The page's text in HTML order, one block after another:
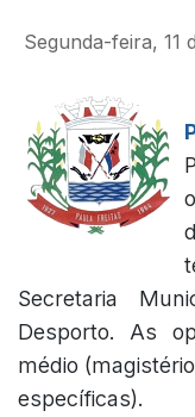
Segunda-feira, 11
Secretaria
Desporto. As
médio
específicas).